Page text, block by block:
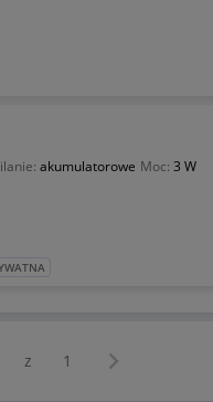
akumulatorowe Moc: 3 W
z 1 Następna strona